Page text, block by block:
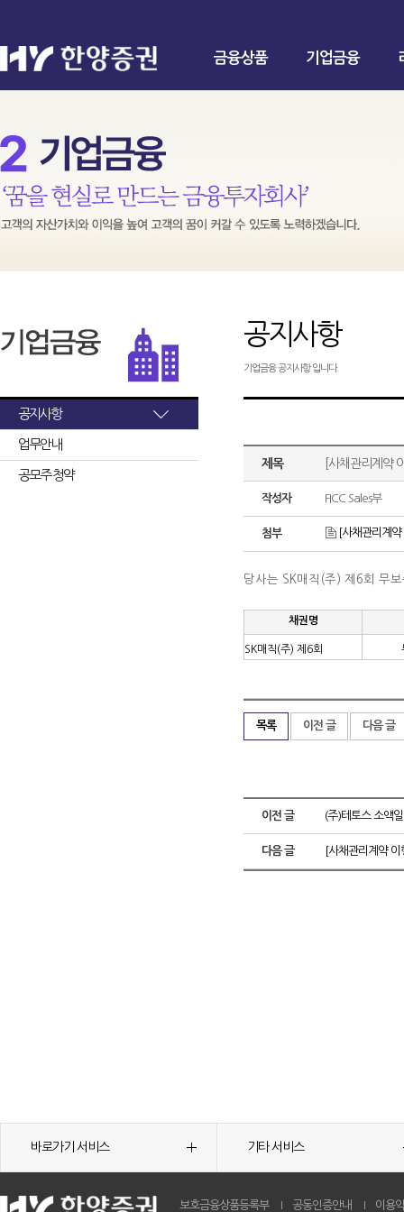
금융상품 기업금융
공지사항
업무안내
공모주 청약
공지사항
기업금융 공지사항 입니다.
제목 [사채관리계약
작성자 FICC Sales부
첨부 [사채관리계
당사는 SK매직(주) 제6회 무
채권명
SK매직(주) 제6회
목록 이전 글 다음 글
이전 글 (주)테토스 소액
다음 글 [사채관리계약
바로가기 서비스 기타 서비스
보호금융상품등록부 공동인증안내 이용